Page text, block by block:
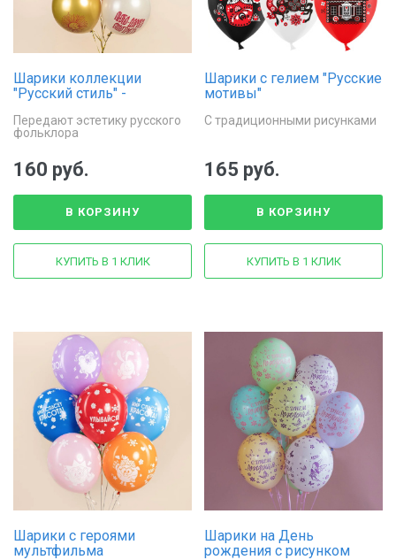
Шарики коллекции
"Русский стиль" -
Передают эстетику русского
фольклора
160 руб.
В КОРЗИНУ
КУПИТЬ В 1 КЛИК
Шарики с гелием "Русские
мотивы"
С традиционными рисунками
165 руб.
В КОРЗИНУ
КУПИТЬ В 1 КЛИК
Шарики с героями
мультфильма
Шарики на День
рождения с рисунком